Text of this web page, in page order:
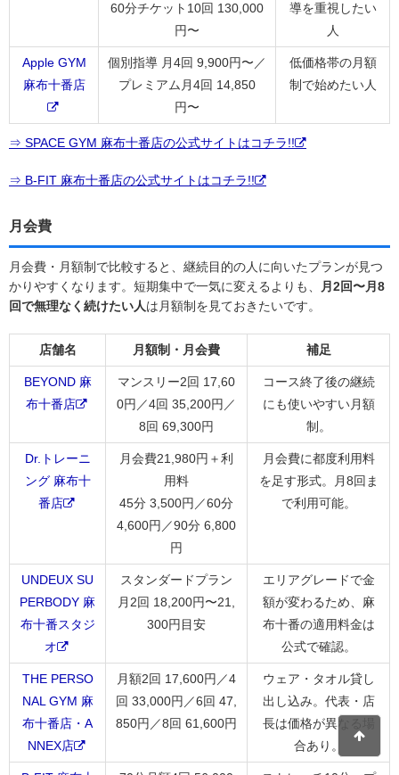
60分チケット10回 130,000
円〜
導を重視したい
人
Apple GYM
麻布十番店
個別指導 月4回 9,900円〜／
プレミアム月4回 14,850
円〜
低価格帯の月額
制で始めたい人
⇒ SPACE GYM 麻布十番店の公式サイトはコチラ!!
⇒ B-FIT 麻布十番店の公式サイトはコチラ!!
月会費
月会費・月額制で比較すると、継続目的の人に向いたプランが見つ
かりやすくなります。短期集中で一気に変えるよりも、
月2回〜月8
回で無理なく続けたい人は月額制を見ておきたいです。
店舗名 月額制・月会費 補足
BEYOND 麻
布十番店
マンスリー2回 17,60
0円／4回 35,200円／
8回 69,300円
コース終了後の継続
にも使いやすい月額
制。
Dr.トレーニ
ング 麻布十
番店
月会費21,980円＋利
用料
45分 3,500円／60分
4,600円／90分 6,800
円
月会費に都度利用料
を足す形式。月8回ま
で利用可能。
UNDEUX SU
PERBODY 麻
布十番スタジ
オ
スタンダードプラン
月2回 18,200円〜21,
300円目安
エリアグレードで金
額が変わるため、麻
布十番の適用料金は
公式で確認。
THE PERSO
NAL GYM 麻
布十番店・A
NNEX店
月額2回 17,600円／4
回 33,000円／6回 47,
850円／8回 61,600円
ウェア・タオル貸し
出し込み。代表・店
長は価格が異なる場
合あり。